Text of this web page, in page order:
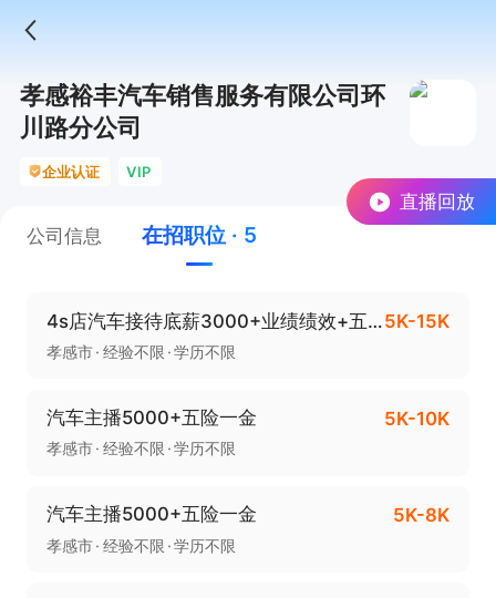
直播回放
孝感裕丰汽车销售服务有限公司环
川路分公司
企业认证 VIP
公司信息 在招职位 · 5
4s店汽车接待底薪3000+业绩绩效+五险一金（接受小白应届毕业生驾驶熟练5K-15K
孝感市 经验不限 学历不限
汽车主播5000+五险一金 5K-10K
孝感市 经验不限 学历不限
汽车主播5000+五险一金 5K-8K
孝感市 经验不限 学历不限